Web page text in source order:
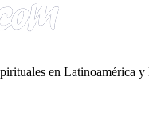
en Latinoamérica